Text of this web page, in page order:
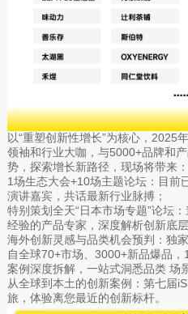
以“重塑创新性增长”为核心，2025
领袖和行业大咖，与5000+品牌和
势，探索增长新路径，现场将带来：
1场生态大会+10场主题论坛：目前
演讲嘉宾，共话最新行业脉搏；
特别策划全天“日本市场专题”论坛
经验的产品专家，深度解析创新底层
海外创新灵感与品类机会预判：独
自全球70+市场、3000+新品爆品
案例深度拆解，一站式洞悉品类 场
从全球到本土的创新案例：第七届
旅，体验离您最近的创新标杆。